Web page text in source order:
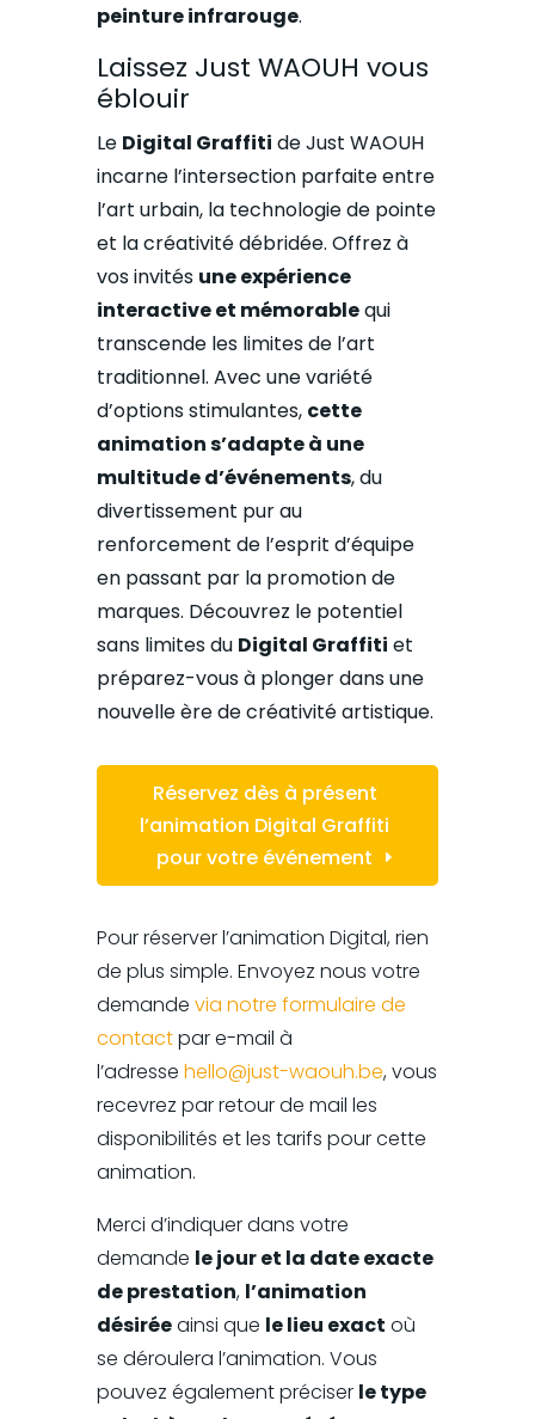
peinture infrarouge.
Laissez Just WAOUH vous
éblouir
Le Digital Graffiti de Just WAOUH
incarne l’intersection parfaite entre
l’art urbain, la technologie de pointe
et la créativité débridée. Offrez à
vos invités une expérience
interactive et mémorablequi
transcende les limites de l’art
traditionnel. Avec une variété
d’options stimulantes, cette
animation s’adapte à une
multitude d’événements, du
divertissement pur au
renforcement de l’esprit d’équipe
en passant par la promotion de
marques. Découvrez le potentiel
sans limites du Digital Graffiti et
préparez-vous à plonger dans une
nouvelle ère de créativité artistique.
Réservez dès à présent
l’animation Digital Graffiti
pour votre événement
Pour réserver l’animation Digital, rien
de plus simple. Envoyez nous votre
demande via notre formulaire de
contactpar e-mail à
l’adresse hello@just-waouh.be, vous
recevrez par retour de mail les
disponibilités et les tarifs pour cette
animation.
Merci d’indiquer dans votre
demande le jour et la date exacte
de prestation, l’animation
désiréeainsi que le lieu exact où
se déroulera l’animation. Vous
pouvez également préciser le type